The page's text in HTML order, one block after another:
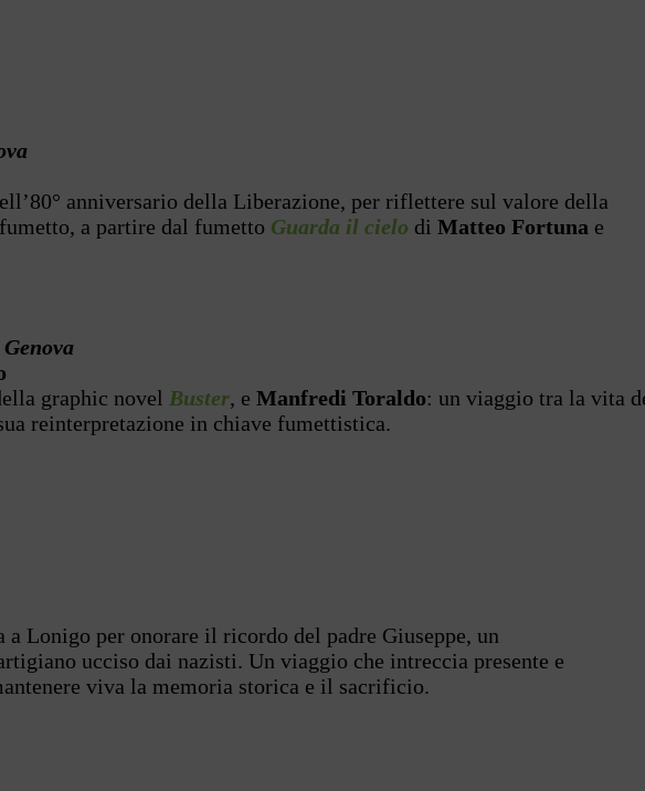
anniversario della Liberazione, per riflettere sul valore della
a partire dal fumetto Guarda il cielo di Matteo Fortuna e
graphic novel Buster, e Manfredi Toraldo: un viaggio tra la vita
reinterpretazione in chiave fumettistica.
a Lonigo per onorare il ricordo del padre Giuseppe, un
ucciso dai nazisti. Un viaggio che intreccia presente e
viva la memoria storica e il sacrificio.